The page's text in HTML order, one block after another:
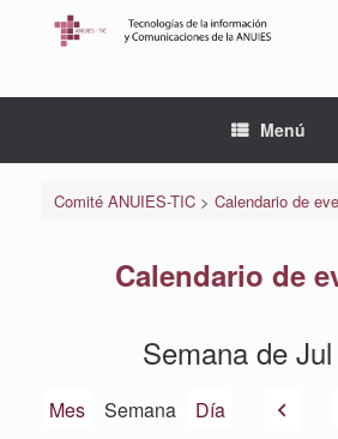
Menú
Comité ANUIES-TIC> Calendario de
Calendario de
Semana de
Mes Semana Día